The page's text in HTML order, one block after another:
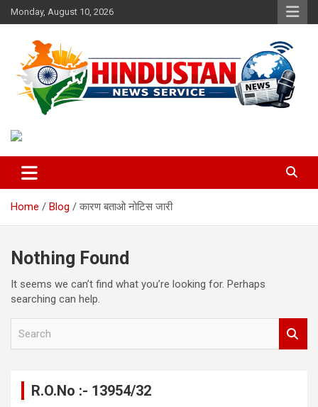
Skip
to
Monday, August 10, 2026
Hindustan News Service
Home Blog कारण बताओ नोटिस जारी
Nothing Found
It seems we can’t find what you’re looking for. Perhaps
searching can help.
R.O.No :- 13954/32